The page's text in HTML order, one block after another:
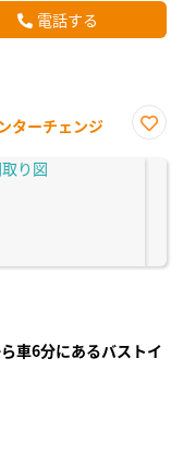
電話する
ターチェンジ
に入
車6分にあるバストイ